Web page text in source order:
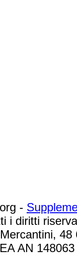
-
i diritti
AN